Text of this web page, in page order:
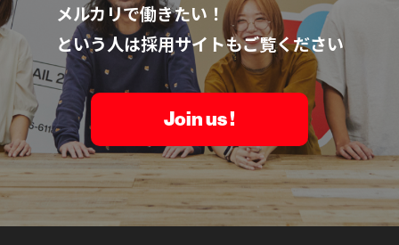
メルカリで働きたい！
という人は採用サイトもご覧ください
Join us !